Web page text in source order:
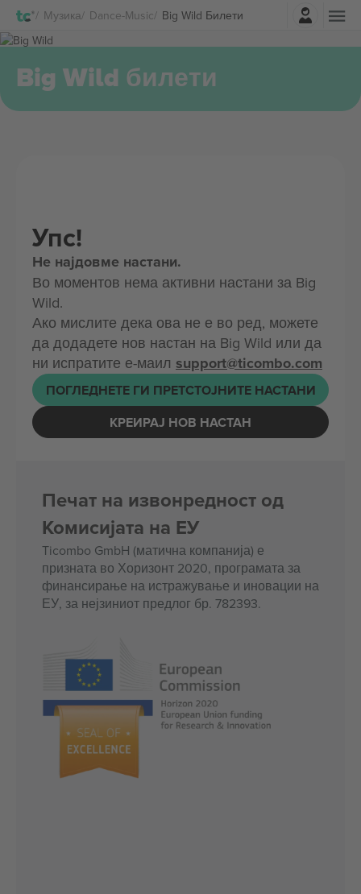
Музика Dance-Music Big Wild Билети
Најави се
Big Wild билети
Упс!
Не најдовме настани.
Во моментов нема активни настани за Big
Wild.
Ако мислите дека ова не е во ред, можете
да додадете нов настан на Big Wild или да
ни испратите е-маил support@ticombo.com
ПОГЛЕДНЕТЕ ГИ ПРЕТСТОЈНИТЕ НАСТАНИ
КРЕИРАЈ НОВ НАСТАН
Печат на извонредност од
Комисијата на ЕУ
Ticombo GmbH (матична компанија) е
призната во Хоризонт 2020, програмата за
финансирање на истражување и иновации на
ЕУ, за нејзиниот предлог бр. 782393.